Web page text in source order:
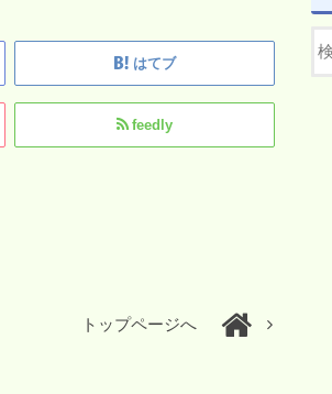
はてブ
feedly
トップページへ